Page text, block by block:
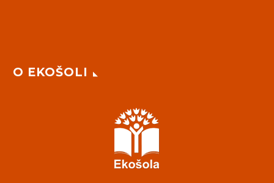
O EKOŠOLI